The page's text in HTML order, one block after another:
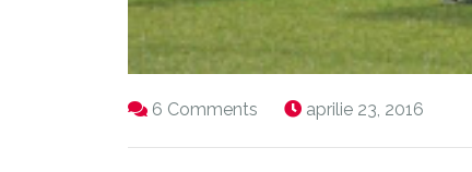
6 Comments aprilie 23, 2016